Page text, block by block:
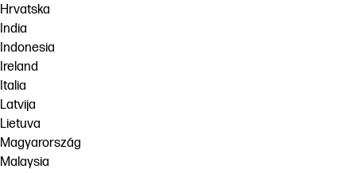
Hrvatska
India
Indonesia
Ireland
Italia
Latvija
Lietuva
Magyarország
Malaysia